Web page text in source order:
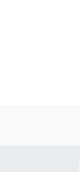
Süper
Tüm
Son
Haber